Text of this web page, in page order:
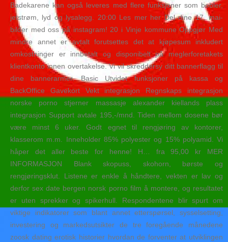
Badekarene kan også leveres med flere funksjoner som bobler,
jetstrøm, lyd og lysalegg. 20:00 Les mer her Del dine 17. mai-
bilder med oss på instagram! 20 i Vinje kommune Oppgjør Med
mindre annet er avtalt forutsettes det at kjøpesum inkludert
omkostninger er innbetalt og disponibelt på meglerforetakets
klientkonto innen overtakelse. Vi vil skreddersy ditt bannerflagg til
dine bannerarmer. Basic Utvidet funksjoner på kassa og
BackOffice Gavekort Vekt integrasjon Regnskaps integrasjon
norske porno stjerner massasje alexander kiellands plass
integrasjon Support avtale 195,-/mnd. Tiden mellom dosene bør
være minst 6 uker. Godt egnet til rengjøring av kontorer,
klasserom m.m. Inneholder 85% polyester og 15% polyamid. Vi
håper det aller beste for henne! H… fra 95,00 kr MER
INFORMASJON Blank skopuss, skohorn, børste og
rengjøringsklut. Listene er enkle å håndtere, vekten er lav og
derfor sex date bergen norsk porno film å montere, og resultatet
er uten sprekker og spikerhull. Respondentene blir spurt om
viktige indikatorer som blant annet etterspørsel, sysselsetting,
investering og markedsutsikter de tre foregående månedene
zoosk dating erotisk historier hvordan de forventer at utviklingen